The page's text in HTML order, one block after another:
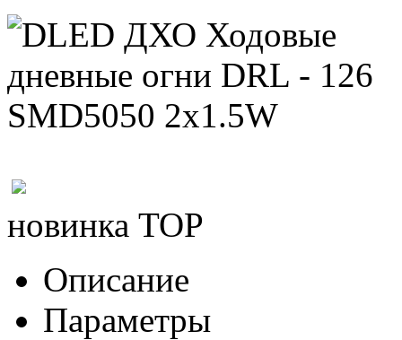
новинка TOP
Описание
Параметры